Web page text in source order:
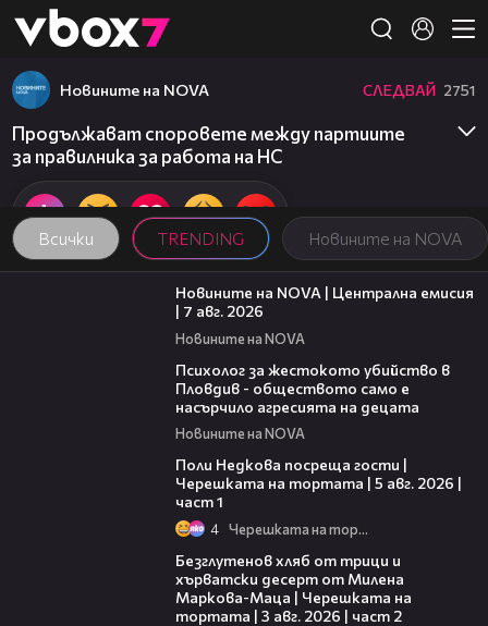
👾
Всички TRENDING Новините на NOVA
Новините на NOVA СЛЕДВАЙ 2751
Продължават споровете между партиите
за правилника за работа на НС
45:26
Новините на NOVA | Централна емисия
| 7 авг. 2026
Новините на NOVA
Психолог за жестокото убийство в
Пловдив - обществото само е
насърчило агресията на децата
Новините на NOVA
Поли Недкова посреща гости |
Черешката на тортата | 5 авг. 2026 |
част 1
4 Черешката на тортата
Безглутенов хляб от трици и
хърватски десерт от Милена
Маркова-Маца | Черешката на
тортата | 3 авг. 2026 | част 2